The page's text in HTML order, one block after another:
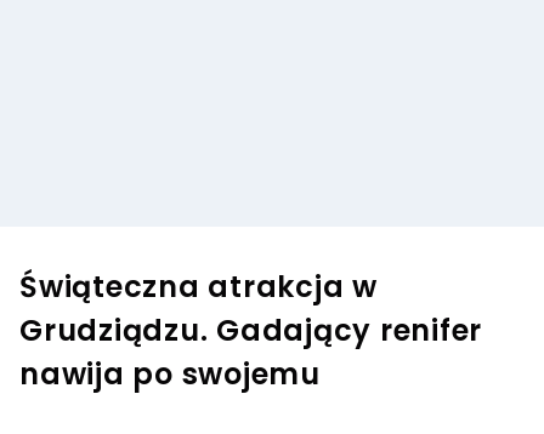
Świąteczna atrakcja w
Grudziądzu. Gadający renifer
nawija po swojemu